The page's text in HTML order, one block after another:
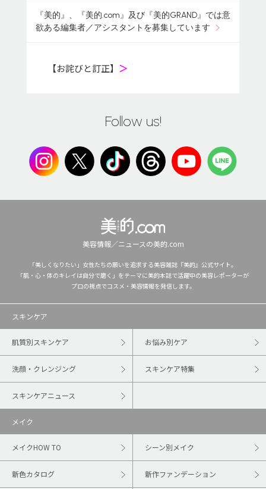
『美的』、『美的.com』及び『美的GRAND』では意
欲ある編集者／アシスタントを募集しています
【お詫びと訂正】 ＞
Follow us!
美容情報／ニュースの美的.com
「美しくなりたい」女性たちの願いを追求する美容雑誌『美的』公式サイト。
「肌・心・体のキレイは自分で磨く」をテーマに美的本誌で活躍中の美容レポーターが
プロの視点でコスメ・美容情報を発信します。
スキンケア
肌質別スキンケア お悩み別ケア
洗顔・クレンジング スキンケア特集
スキンケアニュース
メイク
メイクHOW TO シーン別メイク
新色カタログ 新作ファンデーション